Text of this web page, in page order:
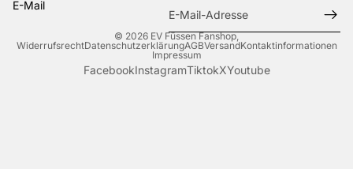
E-Mail
© 2026 EV Füssen Fanshop,
WiderrufsrechtDatenschutzerklärungAGBVersandKontaktinformationen
Impressum
FacebookInstagramTiktokXYoutube